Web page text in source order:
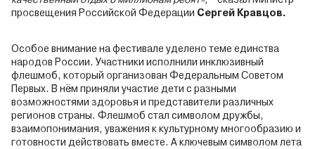
просвещения Российской Федерации Сергей Кравцов.
Особое внимание на фестивале уделено теме единства
народов России. Участники исполнили инклюзивный
флешмоб, который организован Федеральным Советом
Первых. В нём приняли участие дети с разными
возможностями здоровья и представители различных
регионов страны. Флешмоб стал символом дружбы,
взаимопонимания, уважения к культурному многообразию и
готовности действовать вместе. А ключевым символом лета